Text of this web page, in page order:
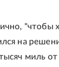
"чтобы
на
миль от